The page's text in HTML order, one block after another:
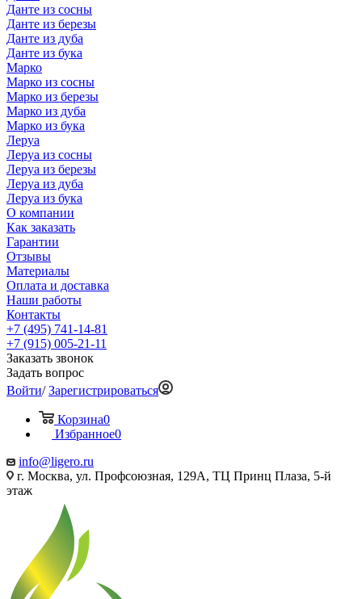
Данте из сосны
Данте из березы
Данте из дуба
Данте из бука
Марко
Марко из сосны
Марко из березы
Марко из дуба
Марко из бука
Леруа
Леруа из сосны
Леруа из березы
Леруа из дуба
Леруа из бука
О компании
Как заказать
Гарантии
Отзывы
Материалы
Оплата и доставка
Наши работы
Контакты
+7 (495) 741-14-81
+7 (915) 005-21-11
Заказать звонок
Задать вопрос
Войти/Зарегистрироваться
Корзина0
Избранное0
info@ligero.ru
г. Москва, ул. Профсоюзная, 129А, ТЦ Принц Плаза, 5-й
этаж